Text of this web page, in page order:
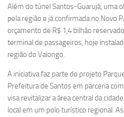
Além do túnel Santos-Guarujá, uma
pela região e já confirmada no Novo
orçamento de R$ 1,4 bilhão
terminal de passageiros, hoje
região do Valongo.
A iniciativa faz parte do projeto
Prefeitura de Santos em parceria
visa revitalizar a área central da
local em um polo turístico regional.